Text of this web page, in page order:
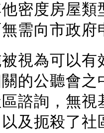
密度房屋
需向市政
視為可以
的公聽會
諮詢，無
及扼殺了